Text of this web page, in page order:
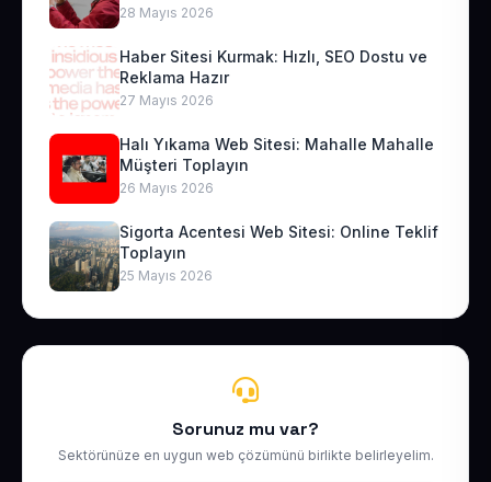
28 Mayıs 2026
Haber Sitesi Kurmak: Hızlı, SEO Dostu ve
Reklama Hazır
27 Mayıs 2026
Halı Yıkama Web Sitesi: Mahalle Mahalle
Müşteri Toplayın
26 Mayıs 2026
Sigorta Acentesi Web Sitesi: Online Teklif
Toplayın
25 Mayıs 2026
Sorunuz mu var?
Sektörünüze en uygun web çözümünü birlikte belirleyelim.